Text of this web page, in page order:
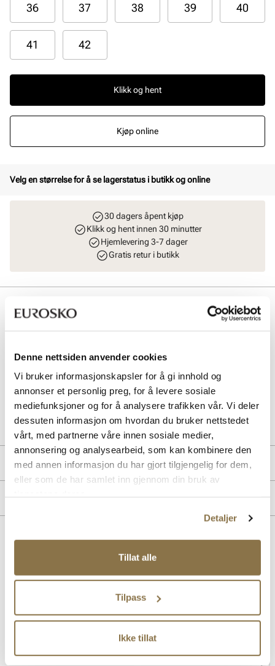
Denne nettsiden anvender cookies
Vi bruker informasjonskapsler for å gi innhold og
annonser et personlig preg, for å levere sosiale
mediefunksjoner og for å analysere trafikken vår. Vi deler
dessuten informasjon om hvordan du bruker nettstedet
vårt, med partnerne våre innen sosiale medier,
annonsering og analysearbeid, som kan kombinere den
med annen informasjon du har gjort tilgjengelig for dem,
eller som de har samlet inn gjennom din bruk av
Detaljer
Tillat alle
Tilpass
Ikke tillat
36 37 38 39 40
41 42
Klikk og hent
Kjøp online
Velg en størrelse for å se lagerstatus i butikk og online
30 dagers åpent kjøp
Klikk og hent innen 30 minutter
Hjemlevering 3-7 dager
Gratis retur i butikk
Elegant og klassisk remsandal i premium skinn fra Stockholm
silhuett. Sandalen er skinnfòret, har en myk innersåle og en
gullspenne over vristen.
Art. nr41163008
Lev. art. nr26V1180
Produktdetaljer
Merke
SALG